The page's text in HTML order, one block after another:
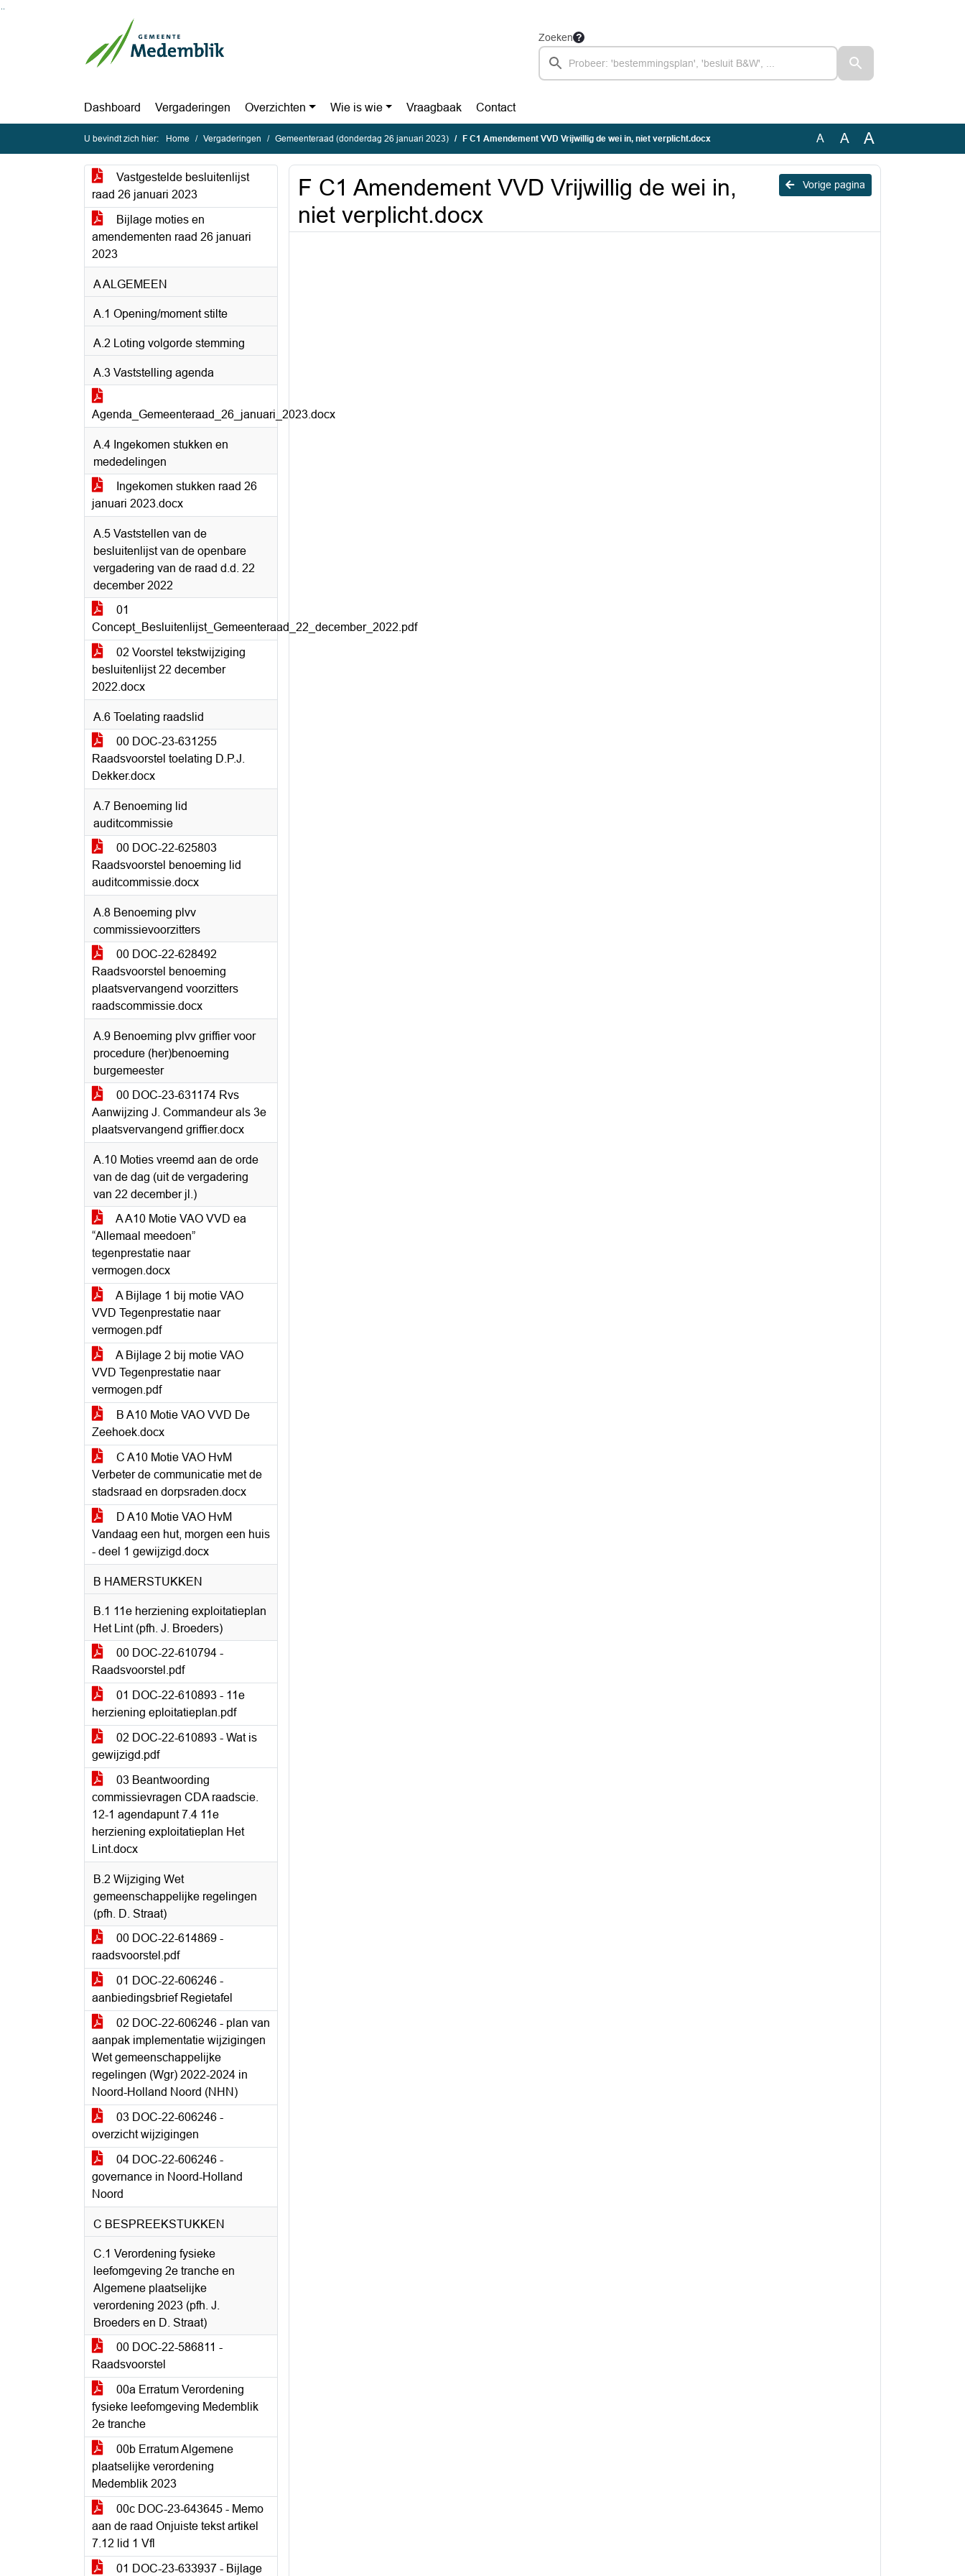
Ga naar de inhoud van deze pagina
Zoeken
Dashboard Vergaderingen Overzichten Wie is wie Vraagbaak Contact
U bevindt zich hier: Home Vergaderingen Gemeenteraad (donderdag 26 januari 2023) F C1 Amendement VVD Vrijwillig de wei in, niet verplicht.docx A A A
Vastgestelde besluitenlijst
raad 26 januari 2023
Bijlage moties en
amendementen raad 26 januari
2023
A ALGEMEEN
A.1 Opening/moment stilte
A.2 Loting volgorde stemming
A.3 Vaststelling agenda
Agenda_Gemeenteraad_26_januari_2023.docx
A.4 Ingekomen stukken en
mededelingen
Ingekomen stukken raad 26
januari 2023.docx
A.5 Vaststellen van de
besluitenlijst van de openbare
vergadering van de raad d.d. 22
december 2022
01
Concept_Besluitenlijst_Gemeenteraad_22_december_2022.pdf
02 Voorstel tekstwijziging
besluitenlijst 22 december
2022.docx
A.6 Toelating raadslid
00 DOC-23-631255
Raadsvoorstel toelating D.P.J.
Dekker.docx
A.7 Benoeming lid
auditcommissie
00 DOC-22-625803
Raadsvoorstel benoeming lid
auditcommissie.docx
A.8 Benoeming plvv
commissievoorzitters
00 DOC-22-628492
Raadsvoorstel benoeming
plaatsvervangend voorzitters
raadscommissie.docx
A.9 Benoeming plvv griffier voor
procedure (her)benoeming
burgemeester
00 DOC-23-631174 Rvs
Aanwijzing J. Commandeur als 3e
plaatsvervangend griffier.docx
A.10 Moties vreemd aan de orde
van de dag (uit de vergadering
van 22 december jl.)
A A10 Motie VAO VVD ea
“Allemaal meedoen”
tegenprestatie naar
vermogen.docx
A Bijlage 1 bij motie VAO
VVD Tegenprestatie naar
vermogen.pdf
A Bijlage 2 bij motie VAO
VVD Tegenprestatie naar
vermogen.pdf
B A10 Motie VAO VVD De
Zeehoek.docx
C A10 Motie VAO HvM
Verbeter de communicatie met de
stadsraad en dorpsraden.docx
D A10 Motie VAO HvM
Vandaag een hut, morgen een huis
- deel 1 gewijzigd.docx
B HAMERSTUKKEN
B.1 11e herziening exploitatieplan
Het Lint (pfh. J. Broeders)
00 DOC-22-610794 -
Raadsvoorstel.pdf
01 DOC-22-610893 - 11e
herziening eploitatieplan.pdf
02 DOC-22-610893 - Wat is
gewijzigd.pdf
03 Beantwoording
commissievragen CDA raadscie.
12-1 agendapunt 7.4 11e
herziening exploitatieplan Het
Lint.docx
B.2 Wijziging Wet
gemeenschappelijke regelingen
(pfh. D. Straat)
00 DOC-22-614869 -
raadsvoorstel.pdf
01 DOC-22-606246 -
aanbiedingsbrief Regietafel
02 DOC-22-606246 - plan van
aanpak implementatie wijzigingen
Wet gemeenschappelijke
regelingen (Wgr) 2022-2024 in
Noord-Holland Noord (NHN)
03 DOC-22-606246 -
overzicht wijzigingen
04 DOC-22-606246 -
governance in Noord-Holland
Noord
C BESPREEKSTUKKEN
C.1 Verordening fysieke
leefomgeving 2e tranche en
Algemene plaatselijke
verordening 2023 (pfh. J.
Broeders en D. Straat)
00 DOC-22-586811 -
Raadsvoorstel
00a Erratum Verordening
fysieke leefomgeving Medemblik
2e tranche
00b Erratum Algemene
plaatselijke verordening
Medemblik 2023
00c DOC-23-643645 - Memo
aan de raad Onjuiste tekst artikel
7.12 lid 1 Vfl
01 DOC-23-633937 - Bijlage
Vorige pagina
F C1 Amendement VVD Vrijwillig de wei in,
niet verplicht.docx